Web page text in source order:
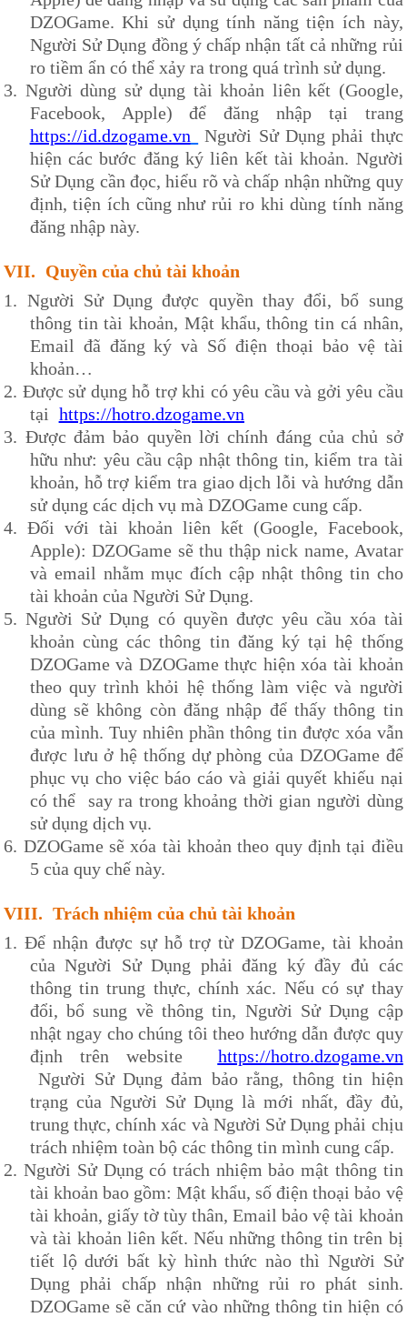
DZOGame. Khi sử dụng tính năng tiện ích này,
Người Sử Dụng đồng ý chấp nhận tất cả những rủi
ro tiềm ẩn có thể xảy ra trong quá trình sử dụng.
3. Người dùng sử dụng tài khoản liên kết (Google,
Facebook, Apple) để đăng nhập tại trang
https://id.dzogame.vn
Người Sử Dụng phải thực
hiện các bước đăng ký liên kết tài khoản. Người
Sử Dụng cần đọc, hiểu rõ và chấp nhận những quy
định, tiện ích cũng như rủi ro khi dùng tính năng
đăng nhập này.
VII. Quyền của chủ tài khoản
1. Người Sử Dụng được quyền thay đổi, bổ sung
thông tin tài khoản, Mật khẩu, thông tin cá nhân,
Email đã đăng ký và Số điện thoại bảo vệ tài
khoản…
2. Được sử dụng hỗ trợ khi có yêu cầu và gởi yêu cầu
tại https://hotro.dzogame.vn
3. Được đảm bảo quyền lời chính đáng của chủ sở
hữu như: yêu cầu cập nhật thông tin, kiểm tra tài
khoản, hỗ trợ kiểm tra giao dịch lỗi và hướng dẫn
sử dụng các dịch vụ mà DZOGame cung cấp.
4. Đối với tài khoản liên kết (Google, Facebook,
Apple):DZOGame sẽ thu thập nick name, Avatar
và email nhằm mục đích cập nhật thông tin cho
tài khoản của Người Sử Dụng.
5. Người Sử Dụng có quyền được yêu cầu xóa tài
khoản cùng các thông tin đăng ký tại hệ thống
DZOGame và DZOGame thực hiện xóa tài khoản
theo quy trình khỏi hệ thống làm việc và người
dùng sẽ không còn đăng nhập để thấy thông tin
của mình. Tuy nhiên phần thông tin được xóa vẫn
được lưu ở hệ thống dự phòng của DZOGame để
phục vụ cho việc báo cáo và giải quyết khiếu nại
có thể say ra trong khoảng thời gian người dùng
sử dụng dịch vụ.
6. DZOGame sẽ xóa tài khoản theo quy định tại điều
5 của quy chế này.
VIII. Trách nhiệm của chủ tài khoản
1. Để nhận được sự hỗ trợ từ DZOGame, tài khoản
của Người Sử Dụng phải đăng ký đầy đủ các
thông tin trung thực, chính xác. Nếu có sự thay
đổi, bổ sung về thông tin, Người Sử Dụng cập
nhật ngay cho chúng tôi theo hướng dẫn được quy
định trên website
https://hotro.dzogame.vn
Người Sử Dụng đảm bảo rằng, thông tin hiện
trạng của Người Sử Dụng là mới nhất, đầy đủ,
trung thực, chính xác và Người Sử Dụng phải chịu
trách nhiệm toàn bộ các thông tin mình cung cấp.
2. Người Sử Dụng có trách nhiệm bảo mật thông tin
tài khoản bao gồm: Mật khẩu, số điện thoại bảo vệ
tài khoản, giấy tờ tùy thân, Email bảo vệ tài khoản
và tài khoản liên kết. Nếu những thông tin trên bị
tiết lộ dưới bất kỳ hình thức nào thì Người Sử
Dụng phải chấp nhận những rủi ro phát sinh.
DZOGame sẽ căn cứ vào những thông tin hiện có